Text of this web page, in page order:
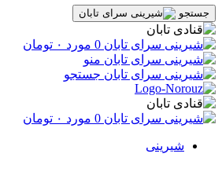
جستجو
0 مورد ۰ تومان
منو
جستجو
0 مورد ۰ تومان
شیرینی